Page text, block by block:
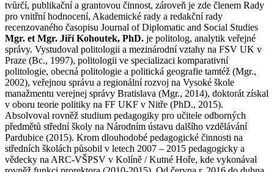
tvůrčí, publikační a grantovou činnost, zároveň je zde členem Rady
pro vnitřní hodnocení, Akademické rady a redakční rady
recenzovaného časopisu Journal of Diplomatic and Social Studies
Mgr. et Mgr. Jiří Kohoutek, PhD. je politolog, analytik veřejné
správy. Vystudoval politologii a mezinárodní vztahy na FSV UK v
Praze (Bc., 1997), politologii ve specializaci komparativní
politologie, obecná politologie a politická geografie tamtéž (Mgr.,
2002), veřejnou správu a regionální rozvoj na Vysoké škole
manažmentu verejnej správy Bratislava (Mgr., 2014), doktorát získal
v oboru teorie politiky na FF UKF v Nitře (PhD., 2015).
Absolvoval rovněž studium pedagogiky pro učitele odborných
předmětů střední školy na Národním ústavu dalšího vzdělávání
Pardubice (2015). Krom dlouhodobé pedagogické činnosti na
středních školách působil v letech 2007 – 2015 pedagogicky a
vědecky na ARC-VŠPSV v Kolíně / Kutné Hoře, kde vykonával